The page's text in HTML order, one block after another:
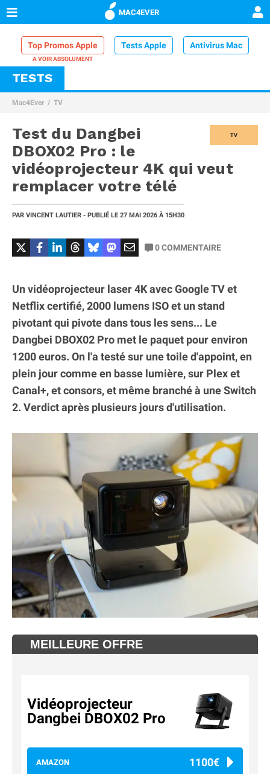
MAC4EVER
Top Promos Apple Tests Apple Antivirus Mac
VPN Mac
Comparatif iPhone
TESTS
Mac4Ever TV
TV
Test du Dangbei
DBOX02 Pro : le
vidéoprojecteur 4K qui veut
remplacer votre télé
PAR VINCENT LAUTIER - PUBLIÉ LE 27 MAI 2026 À 15H30
0COMMENTAIRE
Un vidéoprojecteur laser 4K avec Google TV et
Netflix certifié, 2000 lumens ISO et un stand
pivotant qui pivote dans tous les sens... Le
Dangbei DBOX02 Pro met le paquet pour environ
1200 euros. On l'a testé sur une toile d'appoint, en
plein jour comme en basse lumière, sur Plex et
Canal+, et consors, et même branché à une Switch
2. Verdict après plusieurs jours d'utilisation.
MEILLEURE OFFRE
Vidéoprojecteur
Dangbei DBOX02 Pro
AMAZON 1100€